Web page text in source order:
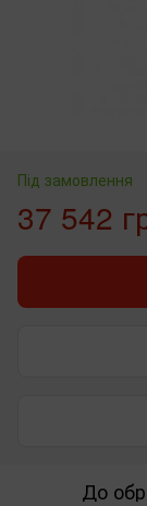
Під замовлення
37 542
До